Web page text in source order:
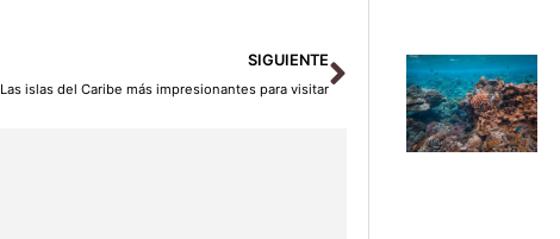
SIGUIENTE
Las islas del Caribe más impresionantes para visitar
Siguiente